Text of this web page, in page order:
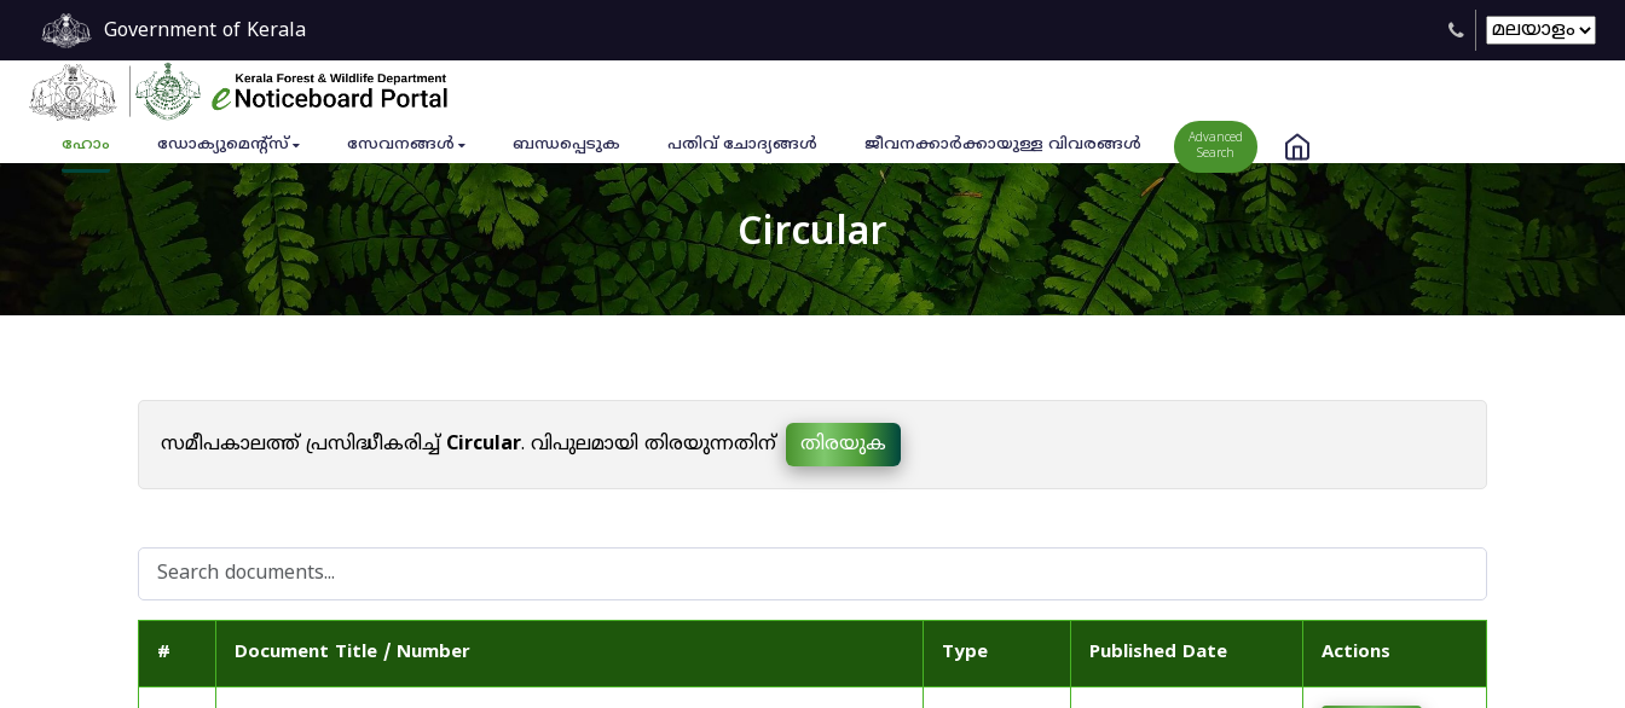
Government of Kerala
ഹോം ഡോക്യുമെൻ്റ്സ് സേവനങ്ങൾ ബന്ധപ്പെടുക പതിവ് ചോദ്യങ്ങൾ ജീവനക്കാര്‍ക്കായുള്ള വിവരങ്ങള്‍
Advanced
Search
Circular
സമീപകാലത്ത് പ്രസിദ്ധീകരിച്ച്Circular. വിപുലമായി തിരയുന്നതിന് തിരയുക
# Document Title / Number Type Published Date Actions